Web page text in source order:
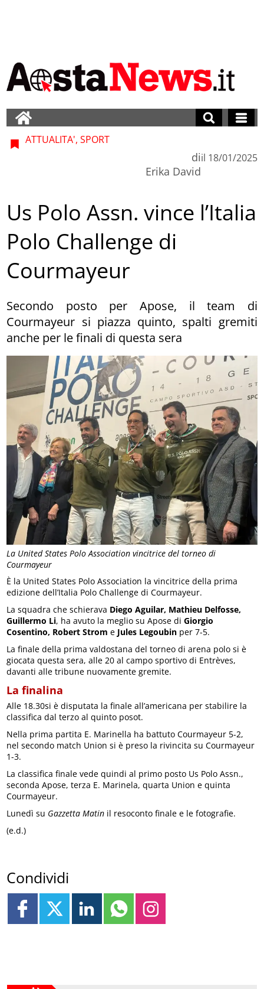
La United States Polo Association vincitrice del torneo di
Courmayeur
ATTUALITA', SPORT
di
Erika David
il 18/01/2025
Us Polo Assn. vince l’Italia
Polo Challenge di
Courmayeur
Secondo posto per Apose, il team di
Courmayeur si piazza quinto, spalti gremiti
anche per le finali di questa sera
È la United States Polo Association la vincitrice della prima
edizione dell’Italia Polo Challenge di Courmayeur.
La squadra che schierava Diego Aguilar, Mathieu Delfosse,
Guillermo Li, ha avuto la meglio su Apose diGiorgio
Cosentino, Robert Strom e Jules Legoubin per 7-5.
La finale della prima valdostana del torneo di arena polo si è
giocata questa sera, alle 20 al campo sportivo di Entrèves,
davanti alle tribune nuovamente gremite.
La finalina
Alle 18.30si è disputata la finale all’americana per stabilire la
classifica dal terzo al quinto posot.
Nella prima partita E. Marinella ha battuto Courmayeur 5-2,
nel secondo match Union si è preso la rivincita su Courmayeur
1-3.
La classifica finale vede quindi al primo posto Us Polo Assn.,
seconda Apose, terza E. Marinela, quarta Union e quinta
Courmayeur.
Lunedì su Gazzetta Matin il resoconto finale e le fotografie.
(e.d.)
Condividi